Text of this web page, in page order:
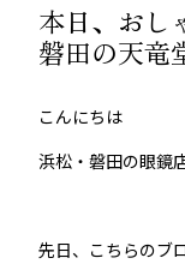
本日、おし
磐田の天竜
こんにちは
浜松・磐田の眼鏡
先日、こちらのブ